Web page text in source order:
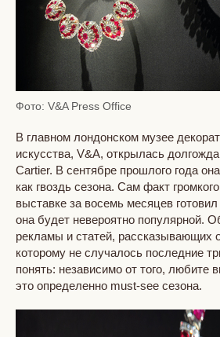
Фото: V&A Press Office
В главном лондонском музее
искусства, V&A, открылась
Cartier. В сентябре прошлого года
как гвоздь сезона. Сам факт
выставке за восемь месяцев
она будет невероятно популярной.
рекламы и статей, рассказывающих
которому не случалось последние
понять: независимо от того, любите
это определенно must-see сезона.